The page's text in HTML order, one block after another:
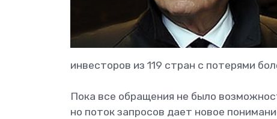
инвесторов из 119 стран с потерями
Пока все обращения не было
но поток запросов дает новое